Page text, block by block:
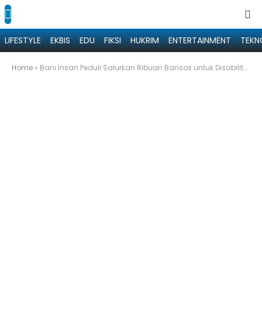
LIFESTYLE EKBIS EDU FIKSI HUKRIM ENTERTAINMENT
Home » Bani Insan Peduli Salurkan Ribuan Bansos untuk Disabilitas hingga Ojol